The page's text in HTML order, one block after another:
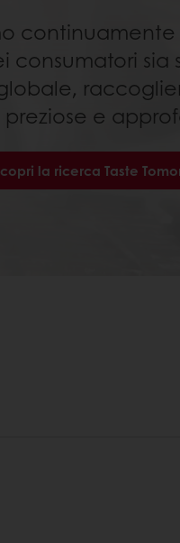
consumatori sia
preziose e
la ricerca Taste